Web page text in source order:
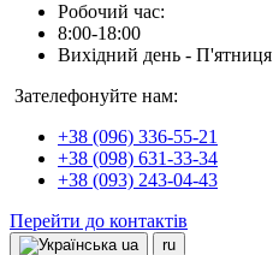
Робочий час:
8:00-18:00
Вихідний день - П'ятниця
Зателефонуйте нам:
+38 (096) 336-55-21
+38 (098) 631-33-34
+38 (093) 243-04-43
Перейти до контактів
ua
ru